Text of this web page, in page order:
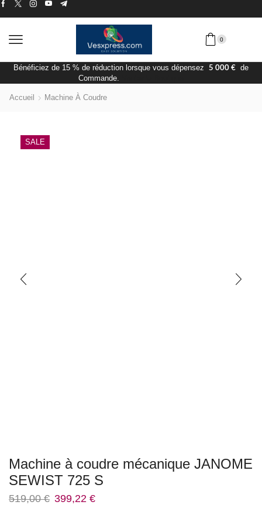
0
Bénéficiez de 15 % de réduction lorsque vous dépensez 5 000 € de
Commande.
Accueil Machine À Coudre
SALE
Machine à coudre mécanique JANOME
SEWIST 725 S
519,00€ 399,22 €